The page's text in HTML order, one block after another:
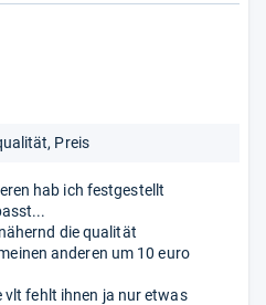
Preis
hab ich festgestellt
die qualität
anderen um 10 euro
vlt fehlt ihnen ja nur etwas